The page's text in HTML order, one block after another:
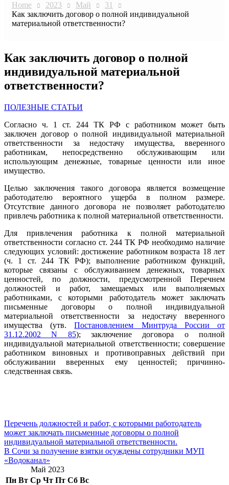
Home 2023 Май
31
Как заключить договор о полной индивидуальной
материальной ответственности?
Как заключить договор о полной
индивидуальной материальной
ответственности?
ПОЛЕЗНЫЕ СТАТЬИ
Согласно ч. 1 ст. 244 ТК РФ с работником может быть
заключен договор о полной индивидуальной материальной
ответственности за недостачу имущества, вверенного
работникам, непосредственно обслуживающим или
использующим денежные, товарные ценности или иное
имущество.
Целью заключения такого договора является возмещение
работодателю вероятного ущерба в полном размере.
Отсутствие данного договора не позволяет работодателю
привлечь работника к полной материальной ответственности.
Для привлечения работника к полной материальной
ответственности согласно ст. 244 ТК РФ необходимо наличие
следующих условий: достижение работником возраста 18 лет
(ч. 1 ст. 244 ТК РФ); выполнение работником функций,
которые связаны с обслуживанием денежных, товарных
ценностей, по должности, предусмотренной Перечнем
должностей и работ, замещаемых или выполняемых
работниками, с которыми работодатель может заключать
письменные договоры о полной индивидуальной
материальной ответственности за недостачу вверенного
имущества (утв.Постановлением Минтруда России от
31.12.2002 N 85); заключение договора о полной
индивидуальной материальной ответственности; совершение
работником виновных и противоправных действий при
обслуживании вверенных ему ценностей; причинно-
следственная связь.
Навигация
по
записям
Перечень должностей и работ, с которыми работодатель
может заключать письменные договоры о полной
индивидуальной материальной ответственности.
В Сочи за получение взятки осуждены сотрудники МУП
«Водоканал»
Май 2023
Пн Вт Ср Чт Пт Сб Вс